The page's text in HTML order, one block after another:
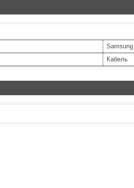
Samsung
Кабель